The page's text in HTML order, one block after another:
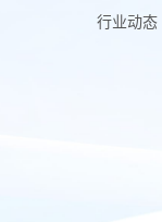
行业动态